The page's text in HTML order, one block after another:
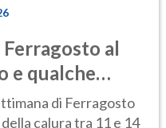
al
e qualche
di Ferragosto
calura tra 11 e 14